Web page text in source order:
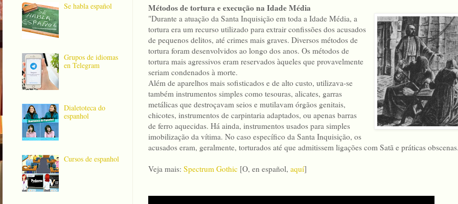
Métodos de tortura e execução na Idade Média
"Durante a atuação da Santa Inquisição em toda a Idade Média, a
tortura era um recurso utilizado para extrair confissões dos acusados
de pequenos delitos, até crimes mais graves. Diversos métodos de
tortura foram desenvolvidos ao longo dos anos. Os métodos de
tortura mais agressivos eram reservados àqueles que provavelmente
seriam condenados à morte.
Além de aparelhos mais sofisticados e de alto custo, utilizava-se
também instrumentos simples como tesouras, alicates, garras
metálicas que destroçavam seios e mutilavam órgãos genitais,
chicotes, instrumentos de carpintaria adaptados, ou apenas barras
de ferro aquecidas. Há ainda, instrumentos usados para simples
imobilização da vítima. No caso específico da Santa Inquisição, os
acusados eram, geralmente, torturados até que admitissem ligações com Satã e práticas
Veja mais: Spectrum Gothic [O, en español, aquí]
Se habla español
Grupos de idiomas
en Telegram
Dialetoteca do
espanhol
Cursos de espanhol